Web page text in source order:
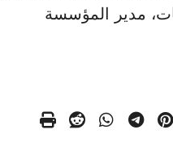
مدير المؤسسة